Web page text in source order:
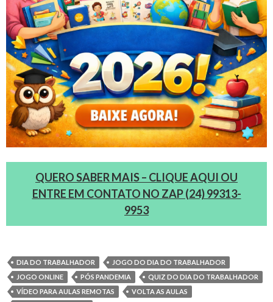
QUERO SABER MAIS – CLIQUE AQUI OU
ENTRE EM CONTATO NO ZAP (24) 99313-
9953
DIA DO TRABALHADOR
JOGO DO DIA DO TRABALHADOR
JOGO ONLINE
PÓS PANDEMIA
QUIZ DO DIA DO TRABALHADOR
VÍDEO PARA AULAS REMOTAS
VOLTA AS AULAS